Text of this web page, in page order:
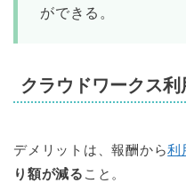
ができる。
クラウドワークス利
デメリットは、報酬から利
り額が減る こと。